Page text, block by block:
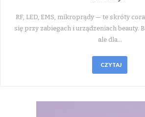
RF, LED, EMS, mikroprądy — te skróty
się przy zabiegach i urządzeniach beauty.
ale dla…
CZYTAJ